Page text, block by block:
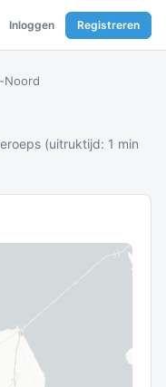
Inloggen Registreren
Noord
(uitruktijd: 1 min